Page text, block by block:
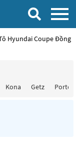
Hyundai Coupe Đồng
Kona Getz Porter